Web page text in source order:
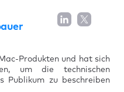
Produkten und hat sich
um die technischen
Publikum zu beschreiben